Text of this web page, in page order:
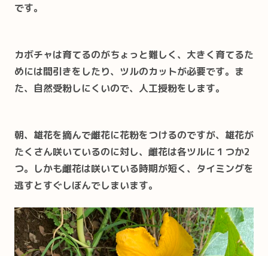
です。
カボチャは育てるのがちょっと難しく、大きく育てるた
めには間引きをしたり、ツルのカットが必要です。ま
た、自然受粉しにくいので、人工授粉をします。
朝、雄花を摘んで雌花に花粉をつけるのですが、雄花が
たくさん咲いているのに対し、雌花は各ツルに１つか2
つ。しかも雌花は咲いている時期が短く、タイミングを
逃すとすぐしぼんでしまいます。